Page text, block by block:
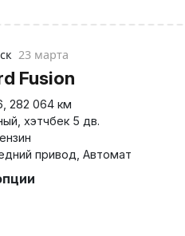
23 марта
Fusion
282 064 км
хэтчбек 5 дв.
привод Автомат